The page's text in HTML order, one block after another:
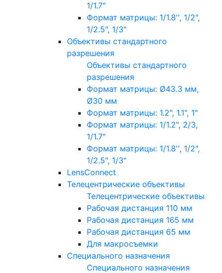
1/1.7"
Формат матрицы: 1/1.8'', 1/2",
1/2.5", 1/3"
Объективы стандартного
разрешения
Объективы стандартного
разрешения
Формат матрицы: Ø43.3 мм,
Ø30 мм
Формат матрицы: 1.2", 1.1", 1"
Формат матрицы: 1/1.2", 2/3,
1/1.7"
Формат матрицы: 1/1.8'', 1/2",
1/2.5", 1/3"
LensConnect
Телецентрические объективы
Телецентрические объективы
Рабочая дистанция 110 мм
Рабочая дистанция 165 мм
Рабочая дистанция 65 мм
Для макросъемки
Специального назначения
Специального назначения